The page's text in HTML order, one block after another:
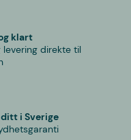
klart
levering direkte til
i Sverige